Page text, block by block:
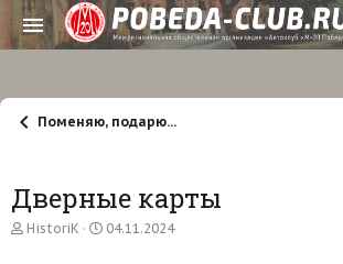
Поменяю, подарю...
Дверные карты
А
HistoriK
Д
04.11.2024